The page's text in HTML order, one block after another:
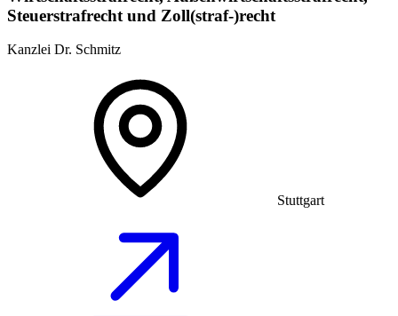
Steuerstrafrecht und Zoll(straf-)recht
Kanzlei Dr. Schmitz
Stuttgart